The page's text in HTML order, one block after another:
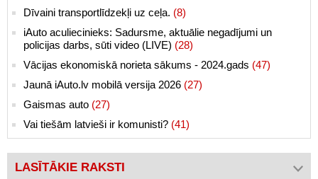
Dīvaini transportlīdzekļi uz ceļa. (8)
iAuto aculiecinieks: Sadursme, aktuālie negadījumi un
policijas darbs, sūti video (LIVE) (28)
Vācijas ekonomiskā norieta sākums - 2024.gads (47)
Jaunā iAuto.lv mobilā versija 2026 (27)
Gaismas auto (27)
Vai tiešām latvieši ir komunisti? (41)
LASĪTĀKIE RAKSTI